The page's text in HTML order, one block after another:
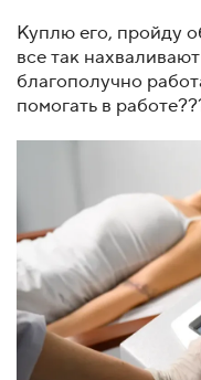
Куплю его, пройду
все так
благополучно
помогать в